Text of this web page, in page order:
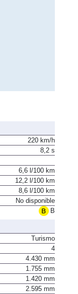
220 km/h
8,2 s
6,6 l/100 km
12,2 l/100 km
8,6 l/100 km
No disponible
B
Turismo
4
4.430 mm
1.755 mm
1.420 mm
2.595 mm